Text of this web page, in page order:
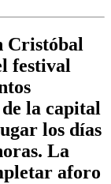
Cristóbal
festival
la capital
los días
La
aforo